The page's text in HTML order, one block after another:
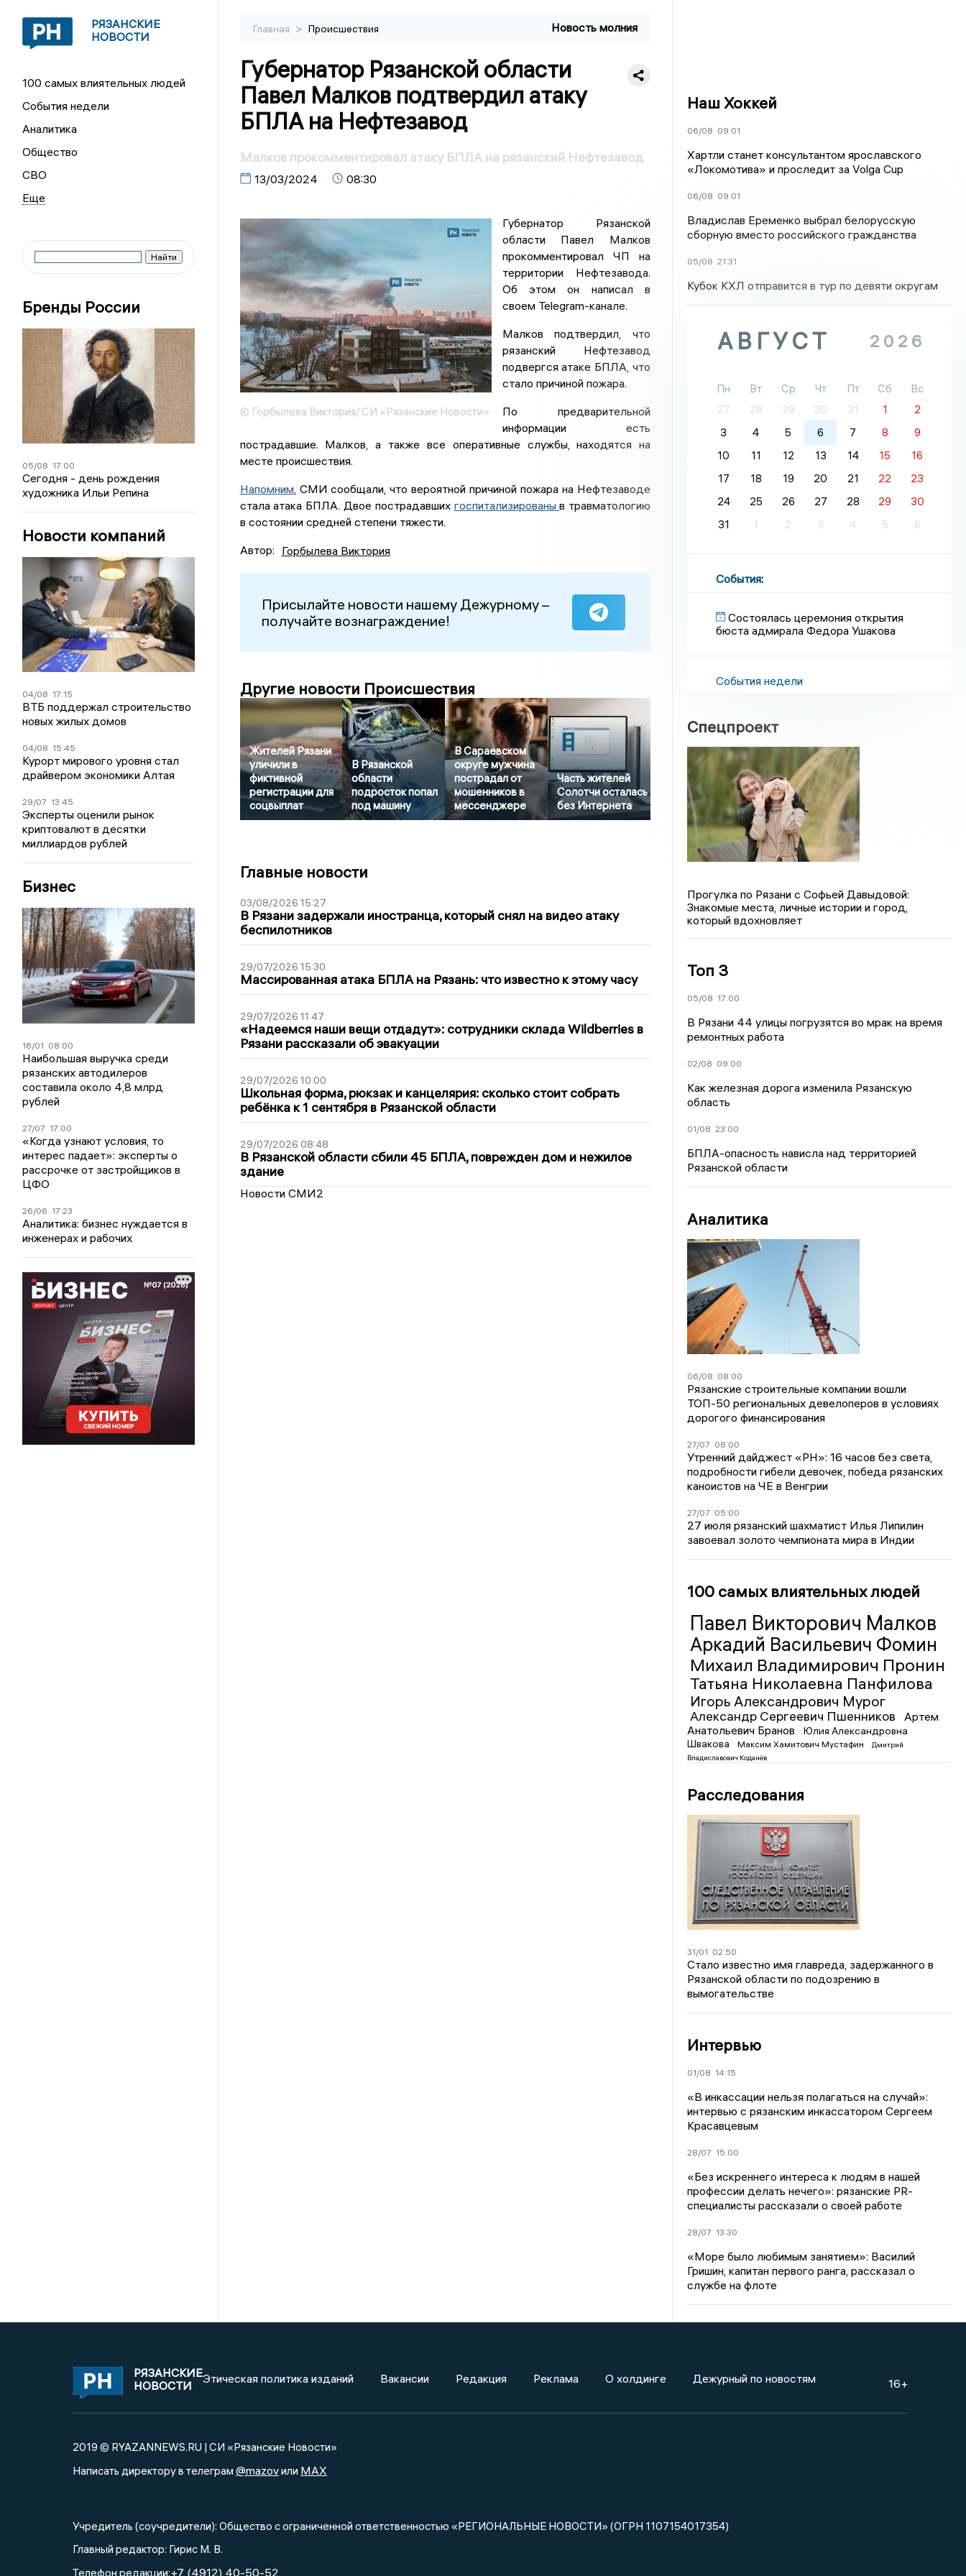
РЯЗАНСКИЕ
НОВОСТИ
100 самых влиятельных людей
События недели
Аналитика
Общество
СВО
Бренды России
05/08 17:00
Сегодня - день рождения
художника Ильи Репина
Новости компаний
04/08 17:15
ВТБ поддержал строительство
новых жилых домов
04/08 15:45
Курорт мирового уровня стал
драйвером экономики Алтая
29/07 13:45
Эксперты оценили рынок
криптовалют в десятки
миллиардов рублей
Бизнес
16/01 08:00
Наибольшая выручка среди
рязанских автодилеров
составила около 4,8 млрд
рублей
27/07 17:00
«Когда узнают условия, то
интерес падает»: эксперты о
рассрочке от застройщиков в
ЦФО
26/06 17:23
Аналитика: бизнес нуждается в
инженерах и рабочих
Главная > Происшествия Новость молния
Губернатор Рязанской области
Павел Малков подтвердил атаку
БПЛА на Нефтезавод
Малков прокомментировал атаку БПЛА на рязанский Нефтезавод
13/03/2024 08:30
© Горбылева Виктория/ СИ «Рязанские Новости»
Губернатор Рязанской
области Павел Малков
прокомментировал ЧП на
территории Нефтезавода.
Об этом он написал в
своем Telegram-канале.
Малков подтвердил, что
рязанский Нефтезавод
подвергся атаке БПЛА, что
стало причиной пожара.
По предварительной
информации есть
пострадавшие. Малков, а также все оперативные службы, находятся на
месте происшествия.
Напомним, СМИ сообщали, что вероятной причиной пожара на Нефтезаводе
стала атака БПЛА. Двое пострадавших госпитализированыв травматологию
в состоянии средней степени тяжести.
Автор: Горбылева Виктория
Присылайте новости нашему Дежурному –
получайте вознаграждение!
Другие новости Происшествия
Жителей Рязани
уличили в
фиктивной
регистрации для
соцвыплат
В Рязанской
области
подросток попал
под машину
В Сараевском
округе мужчина
пострадал от
мошенников в
мессенджере
Часть жителей
Солотчи осталась
без Интернета
Главные новости
03/08/2026 15:27
В Рязани задержали иностранца, который снял на видео атаку
беспилотников
29/07/2026 15:30
Массированная атака БПЛА на Рязань: что известно к этому часу
29/07/2026 11:47
«Надеемся наши вещи отдадут»: сотрудники склада Wildberries в
Рязани рассказали об эвакуации
29/07/2026 10:00
Школьная форма, рюкзак и канцелярия: сколько стоит собрать
ребёнка к 1 сентября в Рязанской области
29/07/2026 08:48
В Рязанской области сбили 45 БПЛА, поврежден дом и нежилое
здание
Новости СМИ2
Наш Хоккей
06/08 09:01
Хартли станет консультантом ярославского
«Локомотива» и проследит за Volga Cup
06/08 09:01
Владислав Еременко выбрал белорусскую
сборную вместо российского гражданства
05/08 21:31
Кубок КХЛ отправится в тур по девяти округам
АВГУСТ 2026
Пн Вт Ср Чт Пт Сб
Вс
27
28 29 30 31 1
2
3
4 5 6 7 8
9
10
11 12 13 14 15
16
17
18 19 20 21 22
23
24
25 26 27 28 29
30
31
1 2 3 4 5 6
События:
Состоялась церемония открытия
бюста адмирала Федора Ушакова
События недели
Спецпроект
Прогулка по Рязани с Софьей Давыдовой:
Знакомые места, личные истории и город,
который вдохновляет
Топ 3
05/08 17:00
В Рязани 44 улицы погрузятся во мрак на время
ремонтных работа
02/08 09:00
Как железная дорога изменила Рязанскую
область
01/08 23:00
БПЛА-опасность нависла над территорией
Рязанской области
Аналитика
06/08 08:00
Рязанские строительные компании вошли
ТОП-50 региональных девелоперов в условиях
дорогого финансирования
27/07 08:00
Утренний дайджест «РН»: 16 часов без света,
подробности гибели девочек, победа рязанских
каноистов на ЧЕ в Венгрии
27/07 05:00
27 июля рязанский шахматист Илья Липилин
завоевал золото чемпионата мира в Индии
100 самых влиятельных людей
Павел Викторович Малков
Аркадий Васильевич Фомин
Михаил Владимирович Пронин
Татьяна Николаевна Панфилова
Игорь Александрович Мурог
Александр Сергеевич Пшенников
Артем
Анатольевич Бранов
Юлия Александровна
Швакова
Максим Хамитович Мустафин
Дмитрий
Владиславович Коданёв
Расследования
31/01 02:50
Стало известно имя главреда, задержанного в
Рязанской области по подозрению в
вымогательстве
Интервью
01/08 14:15
«В инкассации нельзя полагаться на случай»:
интервью с рязанским инкассатором Сергеем
Красавцевым
28/07 15:00
«Без искреннего интереса к людям в нашей
профессии делать нечего»: рязанские PR-
специалисты рассказали о своей работе
28/07 13:30
«Море было любимым занятием»: Василий
Гришин, капитан первого ранга, рассказал о
службе на флоте
РЯЗАНСКИЕ
НОВОСТИ
Этическая политика изданий Вакансии Редакция Реклама О холдинге Дежурный по новостям 16+
2019 © RYAZANNEWS.RU | СИ «Рязанские Новости»
Написать директору в телеграм @mazovили MAX
Учредитель (соучредители): Общество с ограниченной ответственностью «РЕГИОНАЛЬНЫЕ НОВОСТИ» (ОГРН 1107154017354)
Главный редактор: Гирис М. В.
Телефон редакции:+7 (4912) 40-50-52